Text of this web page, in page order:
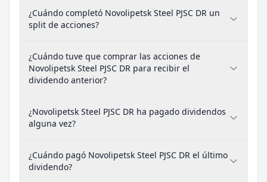
¿Cuándo completó Novolipetsk Steel PJSC DR un
split de acciones?
¿Cuándo tuve que comprar las acciones de
Novolipetsk Steel PJSC DR para recibir el
dividendo anterior?
¿Novolipetsk Steel PJSC DR ha pagado dividendos
alguna vez?
¿Cuándo pagó Novolipetsk Steel PJSC DR el último
dividendo?